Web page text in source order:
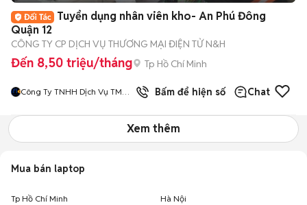
Tuyển dụng nhân viên kho- An Phú Đông
Quận 12
CÔNG TY CP DỊCH VỤ THƯƠNG MẠI ĐIỆN TỬ N&H
Đến 8,50 triệu/tháng Tp Hồ Chí Minh
Công Ty TNHH Dịch Vụ TMĐT
Bấm để hiện số Chat
Xem thêm
Mua bán laptop
Tp Hồ Chí Minh Hà Nội